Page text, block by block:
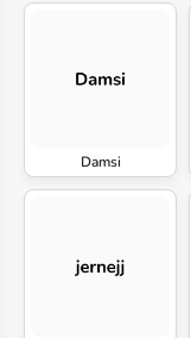
Damsi